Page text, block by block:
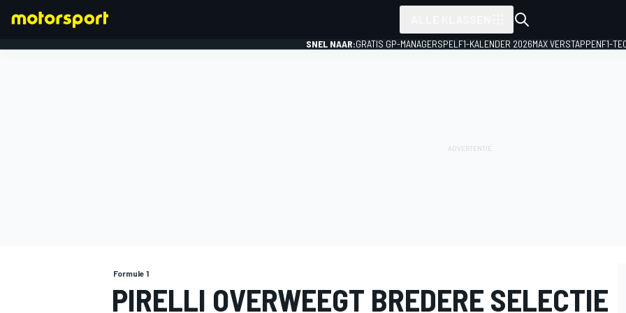
SNEL NAAR:GRATIS GP-MANAGERSPEL F1-KALENDER 2026MAX VERSTAPPENF1-
Formule 1
PIRELLI OVERWEEGT BREDERE SELECTIE